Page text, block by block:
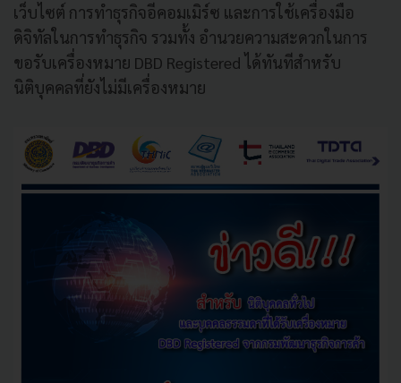
เว็บไซต์ การทำธุรกิจอีคอมเมิร์ซ และการใช้เครื่องมือ
ดิจิทัลในการทำธุรกิจ รวมทั้ง อำนวยความสะดวกในการ
ขอรับเครื่องหมาย DBD Registered ได้ทันทีสำหรับ
นิติบุคคลที่ยังไม่มีเครื่องหมาย